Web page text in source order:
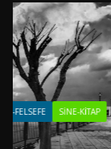
DERGI